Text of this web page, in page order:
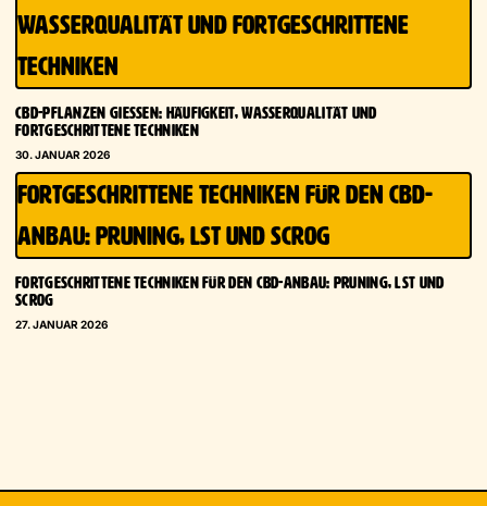
ASSERQUALITÄT UND FORTGESCHRITTENE T
ECHNIKEN
CBD-PFLANZEN GIESSEN: HÄUFIGKEIT, WASSERQUALITÄT UND F
ORTGESCHRITTENE TECHNIKEN
30. JANUAR 2026
FORTGESCHRITTENE TECHNIKEN FÜR DEN CBD-
ANBAU: PRUNING, LST UND SCROG
FORTGESCHRITTENE TECHNIKEN FÜR DEN CBD-ANBAU: PRUNING, LST UND
SCROG
27. JANUAR 2026